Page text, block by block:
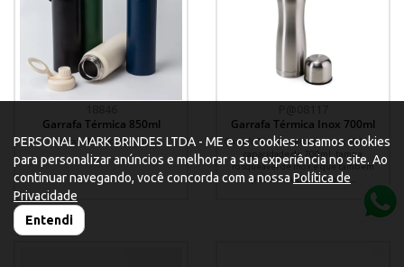
Garrafa Térmica 850ml
Garrafa Térmica 850ml.
Garrafa Térmica Inox 700ml
Garrafa Térmica feita em inox 304 com
capacidade de 700ml, tampa
rosqueável de inox e que também
pode ser utilizada como...
PERSONAL MARK BRINDES LTDA - ME e os cookies: usamos cookies
para personalizar anúncios e melhorar a sua experiência no site. Ao
continuar navegando, você concorda com a nossa Política de
Privacidade
Entendi